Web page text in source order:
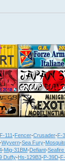
111 -Fencer-Crusader-F-
-Wyvern-Sea Fury-
-Mig-31BM-Defiant-Seafire
Duffy-Hs-129B3-P-39D-